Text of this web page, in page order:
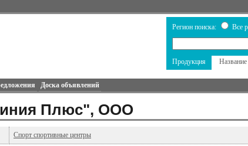
Регион поиска: Все
Продукция Название
Доска объявлений
Плюс", ООО
Спорт спортивные центры